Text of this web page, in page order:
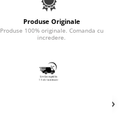
Produse Originale
Produse 100% originale. Comanda cu
incredere.